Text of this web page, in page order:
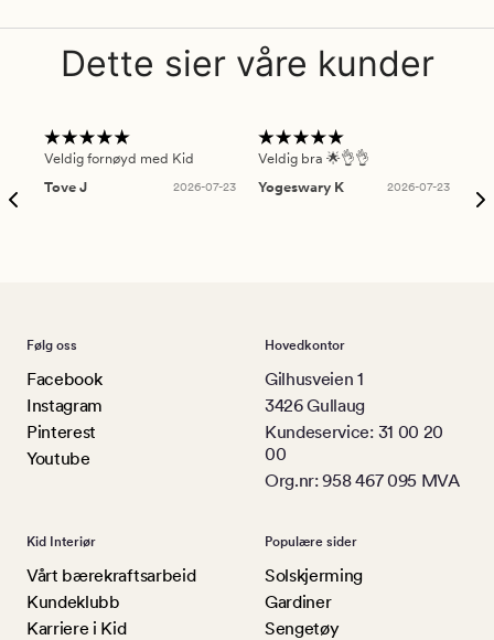
Dette sier våre kunder
Veldig fornøyd med Kid
Tove J
2026-07-23
Veldig bra 🌟👌👌
Yogeswary K
2026-07-23
Følg oss
Facebook
Instagram
Pinterest
Youtube
Hovedkontor
Gilhusveien 1
3426 Gullaug
Kundeservice: 31 00 20
00
Org.nr: 958 467 095 MVA
Kid Interiør
Vårt bærekraftsarbeid
Kundeklubb
Karriere i Kid
Populære sider
Solskjerming
Gardiner
Sengetøy